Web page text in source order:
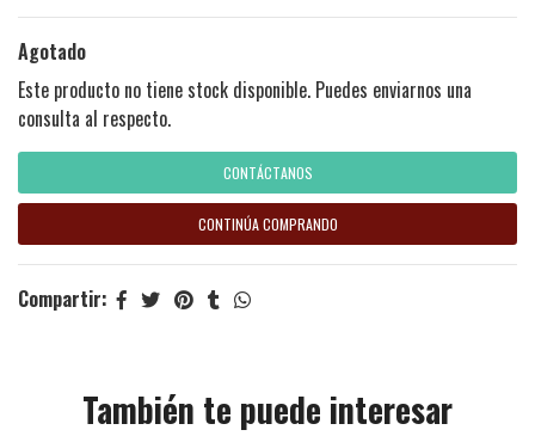
Agotado
Este producto no tiene stock disponible. Puedes enviarnos una
consulta al respecto.
CONTÁCTANOS
CONTINÚA COMPRANDO
Compartir:
También te puede interesar